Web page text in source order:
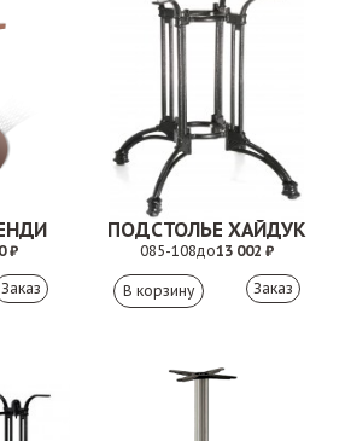
₽
Заказ
ПОДСТОЛЬЕ ХАЙДУК
085-108до13 002 ₽
Заказ